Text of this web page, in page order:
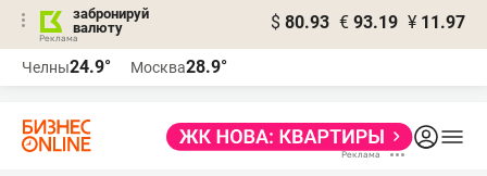
забронируй
валюту
$ 80.93 € 93.19 ¥ 11.97
Челны24.9° Москва28.9°